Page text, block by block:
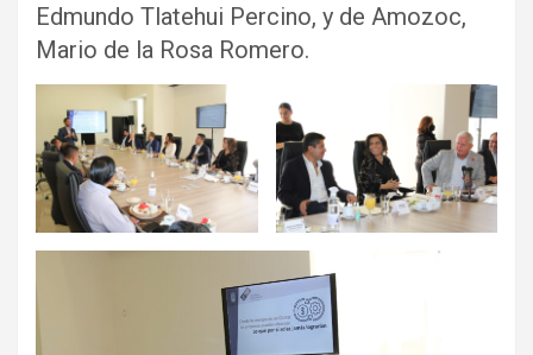
Edmundo Tlatehui Percino, y de Amozoc,
Mario de la Rosa Romero.